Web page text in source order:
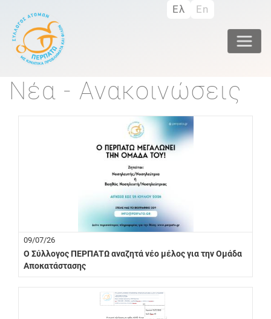
Παράκαμψη
Ελ En
Νέα - Ανακοινώσεις
09/07/26
Ο Σύλλογος ΠΕΡΠΑΤΩ αναζητά νέο μέλος για την Ομάδα
Αποκατάστασης